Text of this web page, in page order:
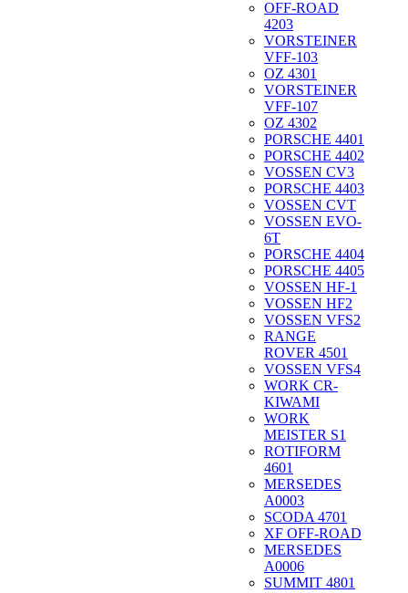
OFF-ROAD
4203
VORSTEINER
VFF-103
OZ 4301
VORSTEINER
VFF-107
OZ 4302
PORSCHE 4401
PORSCHE 4402
VOSSEN CV3
PORSCHE 4403
VOSSEN CVT
VOSSEN EVO-
6T
PORSCHE 4404
PORSCHE 4405
VOSSEN HF-1
VOSSEN HF2
VOSSEN VFS2
RANGE
ROVER 4501
VOSSEN VFS4
WORK CR-
KIWAMI
WORK
MEISTER S1
ROTIFORM
4601
MERSEDES
A0003
SCODA 4701
XF OFF-ROAD
MERSEDES
A0006
SUMMIT 4801